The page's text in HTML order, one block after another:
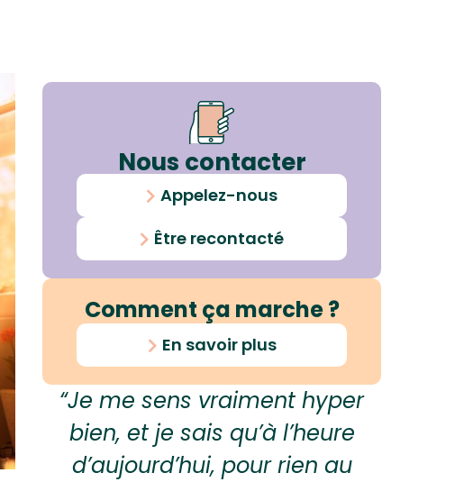
Nous contacter
Appelez-nous
Être recontacté
Comment ça marche ?
En savoir plus
“Je me sens vraiment hyper
bien, et je sais qu’à l’heure
d’aujourd’hui, pour rien au